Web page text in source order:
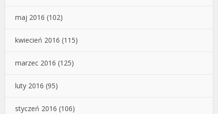
maj 2016 (102)
kwiecień 2016 (115)
marzec 2016 (125)
luty 2016 (95)
styczeń 2016 (106)